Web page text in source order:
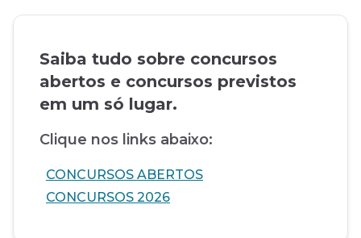
Saiba tudo sobre concursos
abertos e concursos previstos
em um só lugar.
Clique nos links abaixo:
CONCURSOS ABERTOS
CONCURSOS 2026